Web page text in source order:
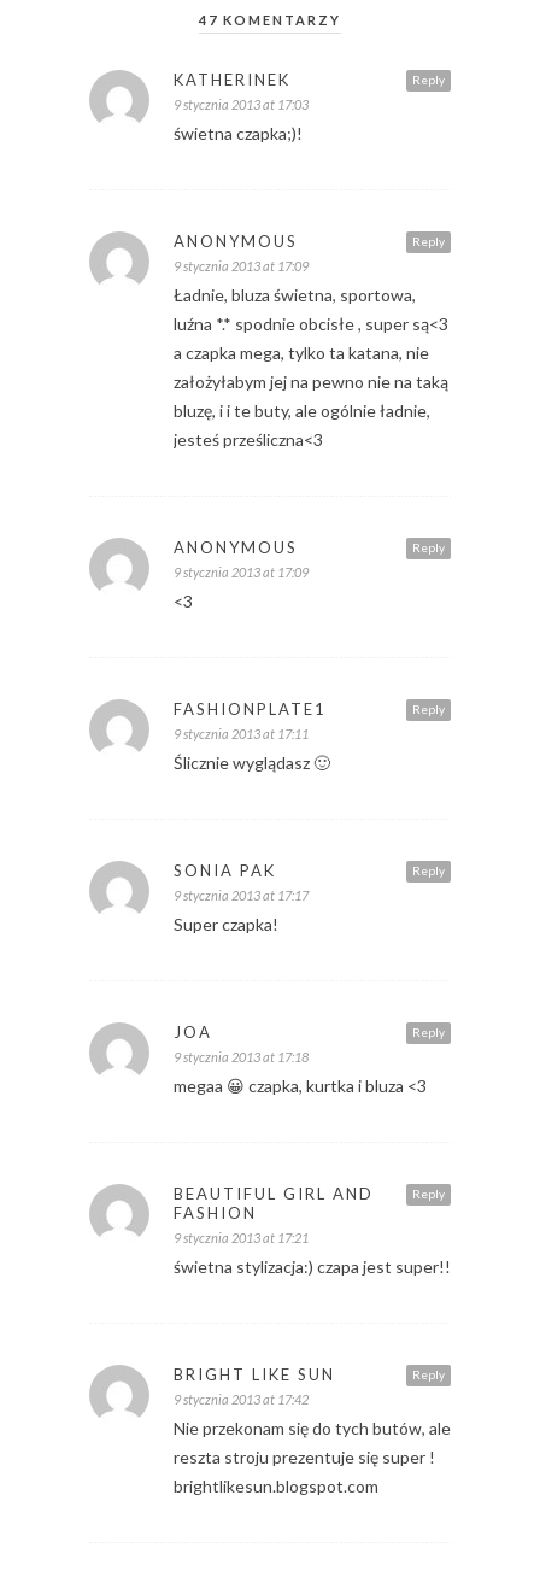
47 KOMENTARZY
Reply
KATHERINEK
9 stycznia 2013 at 17:03
świetna czapka;)!
Reply
ANONYMOUS
9 stycznia 2013 at 17:09
Ładnie, bluza świetna, sportowa,
luźna *.* spodnie obcisłe , super są<3
a czapka mega, tylko ta katana, nie
założyłabym jej na pewno nie na taką
bluzę, i i te buty, ale ogólnie ładnie,
jesteś prześliczna<3
Reply
ANONYMOUS
9 stycznia 2013 at 17:09
<3
Reply
FASHIONPLATE1
9 stycznia 2013 at 17:11
Ślicznie wyglądasz 🙂
Reply
SONIA PAK
9 stycznia 2013 at 17:17
Super czapka!
Reply
JOA
9 stycznia 2013 at 17:18
megaa 😀 czapka, kurtka i bluza <3
Reply
BEAUTIFUL GIRL AND
FASHION
9 stycznia 2013 at 17:21
świetna stylizacja:) czapa jest super!!
Reply
BRIGHT LIKE SUN
9 stycznia 2013 at 17:42
Nie przekonam się do tych butów, ale
reszta stroju prezentuje się super !
brightlikesun.blogspot.com